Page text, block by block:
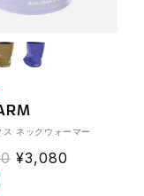
ス ネックウォーマー
Translation
¥3,080